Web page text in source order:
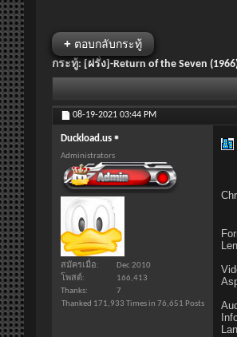
+ ตอบกลับกระทู้
กระทู้: [ฝรั่ง]-Return of the Seven
08-19-2021 03:44 PM
Duckload.us
Administrators
สมัครเมื่อ
Dec 2010
โพสต์
166,413
Thanks
7
Thanked 171,933 Times in 76,651 Posts